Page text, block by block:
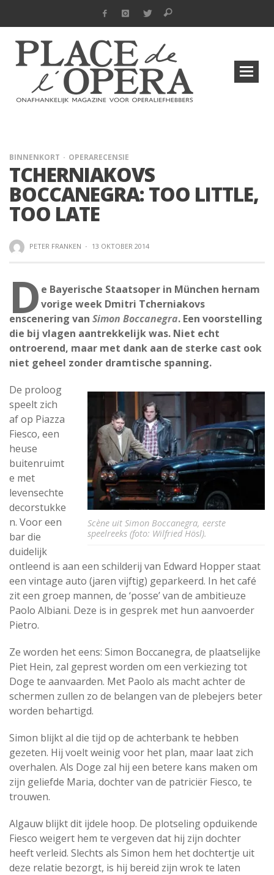
BINNENKORT OPERARECENSIE
TCHERNIAKOVS
BOCCANEGRA: TOO LITTLE,
TOO LATE
PETER FRANKEN · 13 OKTOBER 2014
D e Bayerische Staatsoper in München hernam
vorige week Dmitri Tcherniakovs
enscenering van Simon Boccanegra. Een voorstelling
die bij vlagen aantrekkelijk was. Niet echt
ontroerend, maar met dank aan de sterke cast ook
niet geheel zonder dramtische spanning.
Scène uit Simon Boccanegra, eerste
speelreeks (foto: Wilfried Hösl).
De proloog
speelt zich
af op Piazza
Fiesco, een
heuse
buitenruimt
e met
levensechte
decorstukke
n. Voor een
bar die
duidelijk
ontleend is aan een schilderij van Edward Hopper staat
een vintage auto (jaren vijftig) geparkeerd. In het café
zit een groep mannen, de ‘posse’ van de ambitieuze
Paolo Albiani. Deze is in gesprek met hun aanvoerder
Pietro.
Ze worden het eens: Simon Boccanegra, de plaatselijke
Piet Hein, zal geprest worden om een verkiezing tot
Doge te aanvaarden. Met Paolo als macht achter de
schermen zullen zo de belangen van de plebejers beter
worden behartigd.
Simon blijkt al die tijd op de achterbank te hebben
gezeten. Hij voelt weinig voor het plan, maar laat zich
overhalen. Als Doge zal hij een betere kans maken om
zijn geliefde Maria, dochter van de patriciër Fiesco, te
trouwen.
Algauw blijkt dit ijdele hoop. De plotseling opduikende
Fiesco weigert hem te vergeven dat hij zijn dochter
heeft verleid. Slechts als Simon hem het dochtertje uit
deze relatie bezorgt, is hij bereid zijn wrok te laten